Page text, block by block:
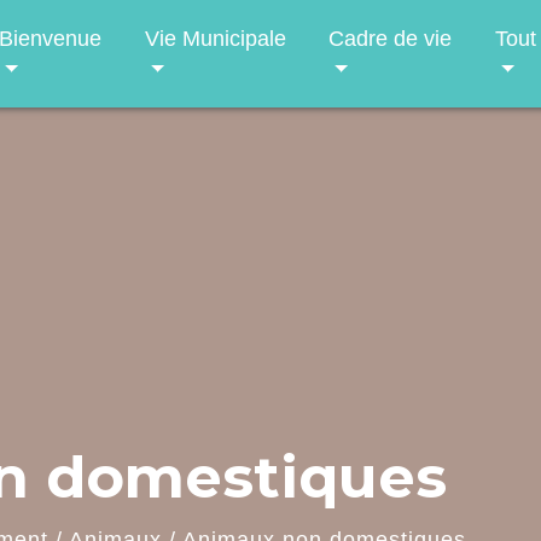
Bienvenue Vie Municipale Cadre de vie
domestiques